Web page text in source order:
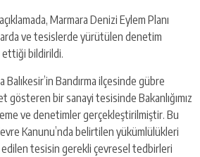
Marmara Denizi Eylem Planı
ve tesislerde yürütülen denetim
ettiği bildirildi.
Balıkesir’in Bandırma ilçesinde gübre
bir sanayi tesisinde Bakanlığımız
ve denetimler gerçekleştirilmiştir. Bu
Kanunu’nda belirtilen yükümlülükleri
tesisin gerekli çevresel tedbirleri